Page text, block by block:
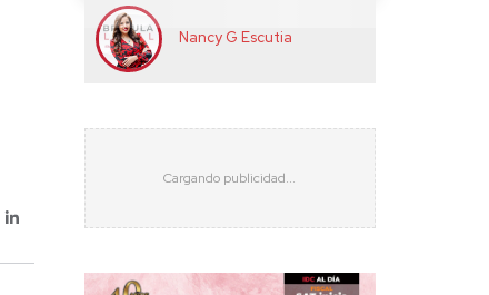
Nancy G Escutia